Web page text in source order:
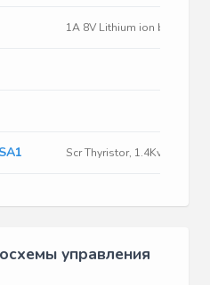
управления